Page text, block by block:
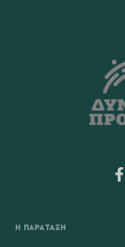
Η ΠΑΡΆΤΑΞΗ